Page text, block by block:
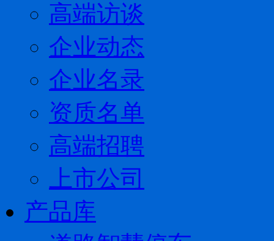
高端访谈
企业动态
企业名录
资质名单
高端招聘
上市公司
产品库